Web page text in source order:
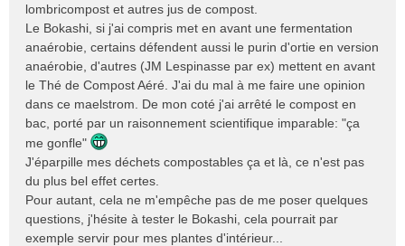
lombricompost et autres jus de compost.
Le Bokashi, si j'ai compris met en avant une fermentation
anaérobie, certains défendent aussi le purin d'ortie en version
anaérobie, d'autres (JM Lespinasse par ex) mettent en avant
le Thé de Compost Aéré. J'ai du mal à me faire une opinion
dans ce maelstrom. De mon coté j'ai arrêté le compost en
bac, porté par un raisonnement scientifique imparable: "ça
me gonfle"
J'éparpille mes déchets compostables ça et là, ce n'est pas
du plus bel effet certes.
Pour autant, cela ne m'empêche pas de me poser quelques
questions, j'hésite à tester le Bokashi, cela pourrait par
exemple servir pour mes plantes d'intérieur...